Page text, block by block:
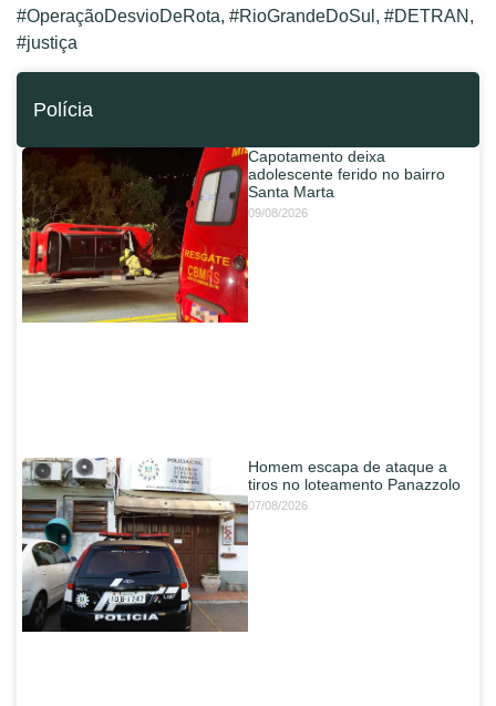
#OperaçãoDesvioDeRota, #RioGrandeDoSul, #DETRAN,
#justiça
Polícia
Capotamento deixa
adolescente ferido no bairro
Santa Marta
09/08/2026
Homem escapa de ataque a
tiros no loteamento Panazzolo
07/08/2026